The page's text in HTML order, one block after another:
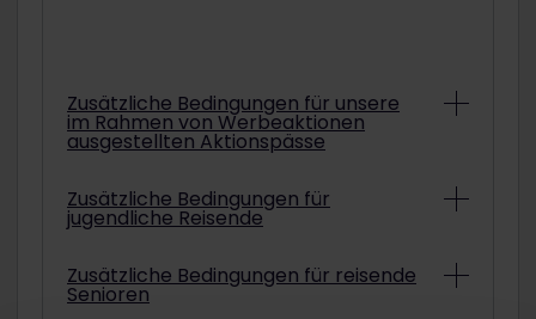
Zusätzliche Bedingungen für unsere
im Rahmen von Werbeaktionen
ausgestellten Aktionspässe
Abhängig von den konkreten
Bedingungen können Interrail-Pässe aus
erstattet oder umgetauscht werden.
Informationen darüber, ob der gekaufte
Zusätzliche Bedingungen für
jugendliche Reisende
Um mit einem ermäßigten Jugendpass
zu reisen, musst du am ausgewählten
Zusätzliche Bedingungen für reisende
Senioren